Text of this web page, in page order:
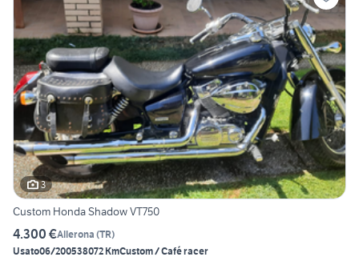
3
Custom Honda Shadow VT750
4.300 €Allerona (TR)
Usato06/200538072 KmCustom / Café racer